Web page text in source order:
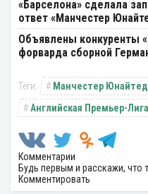
«Барселона» сделала
ответ «Манчестер
Объявлены конкуренты
форварда сборной
Манчестер Юнайтед
Английская Премьер-
Комментарии
Будь первым и расскажи, что
Комментировать